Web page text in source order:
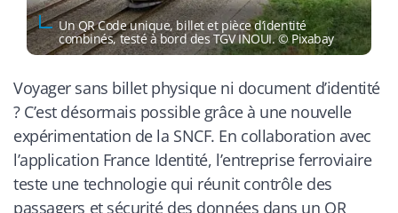
Un QR Code unique, billet et pièce d’identité
combinés, testé à bord des TGV INOUI. © Pixabay
Voyager sans billet physique ni document d’identité
? C’est désormais possible grâce à une nouvelle
expérimentation de la SNCF. En collaboration avec
l’application France Identité, l’entreprise ferroviaire
teste une technologie qui réunit contrôle des
passagers et sécurité des données dans un QR